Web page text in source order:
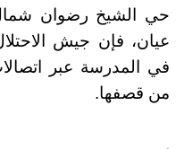
حي الشيخ رضوان
عيان، فإن جيش
في المدرسة عبر
من قصفها.